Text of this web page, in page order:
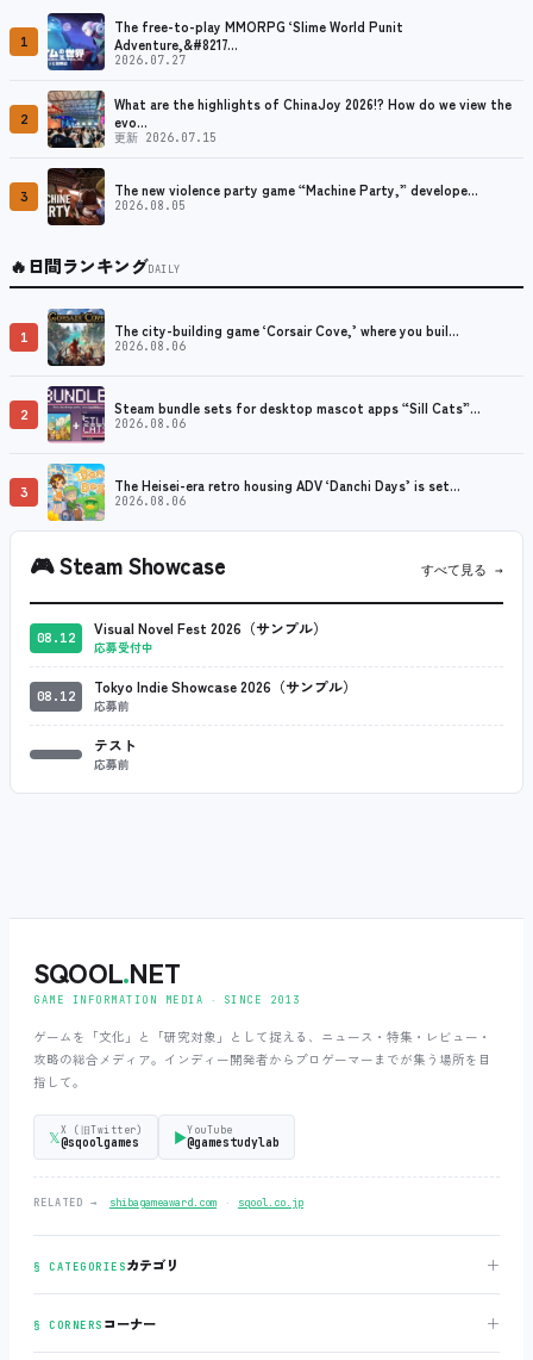
1
The free-to-play MMORPG ‘Slime World Punit
Adventure,&#8217…
2026.07.27
2
What are the highlights of ChinaJoy 2026!? How do we view the
evo…
更新 2026.07.15
3 The new violence party game “Machine Party,” develope…
2026.08.05
🔥日間ランキングDAILY
1 The city-building game ‘Corsair Cove,’ where you buil…
2026.08.06
2 Steam bundle sets for desktop mascot apps “Sill Cats”…
2026.08.06
3 The Heisei-era retro housing ADV ‘Danchi Days’ is set…
2026.08.06
🎮Steam Showcase すべて見る →
08.12 Visual Novel Fest 2026（サンプル）
応募受付中
08.12 Tokyo Indie Showcase 2026（サンプル）
応募前
テスト
応募前
SQOOL.NET
GAME INFORMATION MEDIA ‧ SINCE 2013
ゲームを「文化」と「研究対象」として捉える、ニュース・特集・レビュー・
攻略の総合メディア。インディー開発者からプロゲーマーまでが集う場所を目
指して。
𝕏X (旧Twitter)
@sqoolgames ▶YouTube
@gamestudylab
RELATED → shibagameaward.com ‧ sqool.co.jp
§ CATEGORIESカテゴリ ＋
§ CORNERS コーナー ＋